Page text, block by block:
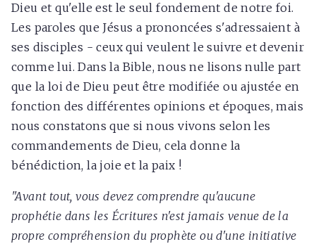
Dieu et qu'elle est le seul fondement de notre foi.
Les paroles que Jésus a prononcées s'adressaient à
ses disciples - ceux qui veulent le suivre et devenir
comme lui. Dans la Bible, nous ne lisons nulle part
que la loi de Dieu peut être modifiée ou ajustée en
fonction des différentes opinions et époques, mais
nous constatons que si nous vivons selon les
commandements de Dieu, cela donne la
bénédiction, la joie et la paix !
"Avant tout, vous devez comprendre qu'aucune
prophétie dans les Écritures n'est jamais venue de la
propre compréhension du prophète ou d'une initiative